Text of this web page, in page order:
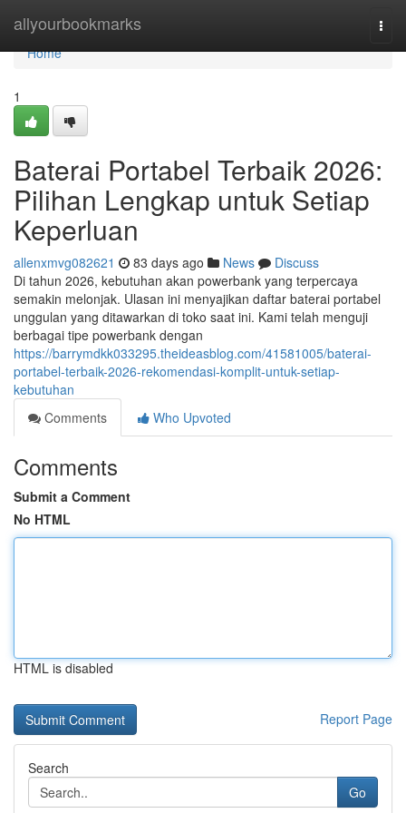
allyourbookmarks
Home
Home
1
Baterai Portabel Terbaik 2026:
Pilihan Lengkap untuk Setiap
Keperluan
allenxmvg082621 83 days ago News
Discuss
Di tahun 2026, kebutuhan akan powerbank yang terpercaya
semakin melonjak. Ulasan ini menyajikan daftar baterai portabel
unggulan yang ditawarkan di toko saat ini. Kami telah menguji
berbagai tipe powerbank dengan
https://barrymdkk033295.theideasblog.com/41581005/baterai-
portabel-terbaik-2026-rekomendasi-komplit-untuk-setiap-
kebutuhan
Comments
Who Upvoted
Comments
Submit a Comment
No HTML
HTML is disabled
Report Page
Search
Go